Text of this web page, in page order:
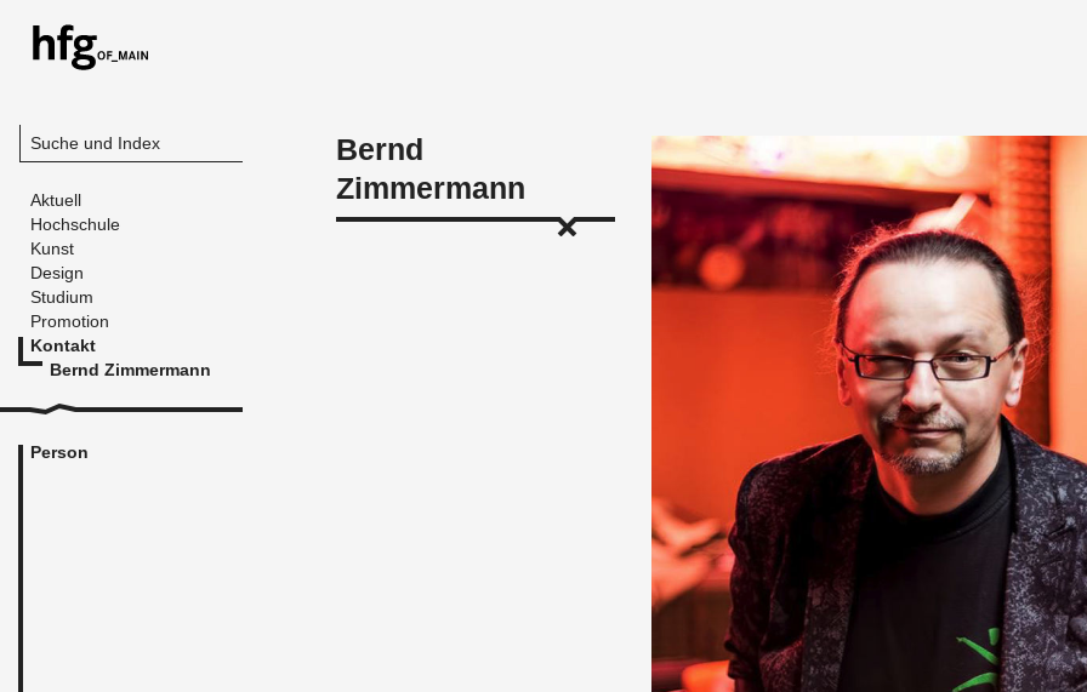
Suche und Index
Aktuell
Hochschule
Kunst
Design
Studium
Promotion
Kontakt
Bernd Zimmermann
Person
Bernd
Zimmermann